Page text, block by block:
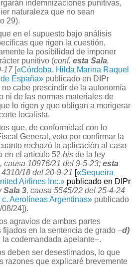
indemnizaciones punitivas,
naturaleza que no sean
29).
en el supuesto bajo análisis
que rigen la cuestión,
la posibilidad de imponer
punitivo (conf. esta Sala,
17 [«Córdoba, Hilda Marina Raquel
España» publicado en DIPr
no cabe prescindir de la autonomía
ni de las normas materiales de
lo rigen y que obligan a morigerar
localista.
que, de conformidad con lo
General, voto por confirmar la
rechazó la aplicación al caso
en el artículo 52 bis de la ley
, causa 10976/21 del 9-5-23; esta
4310/18 del 20-9-21 [«Sequeira
Airlines Inc.» publicado en DIPr
Sala 3, causa 5545/22 del 25-4-24
c. Aerolíneas Argentinas» publicado
24]).
agravios de ambas partes
fijados en la sentencia de grado –d)
la codemandada apelante–.
deben ser desestimados, lo que
razones que explicaré brevemente